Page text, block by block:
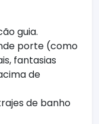
guia.
porte (como
fantasias
de
de banho